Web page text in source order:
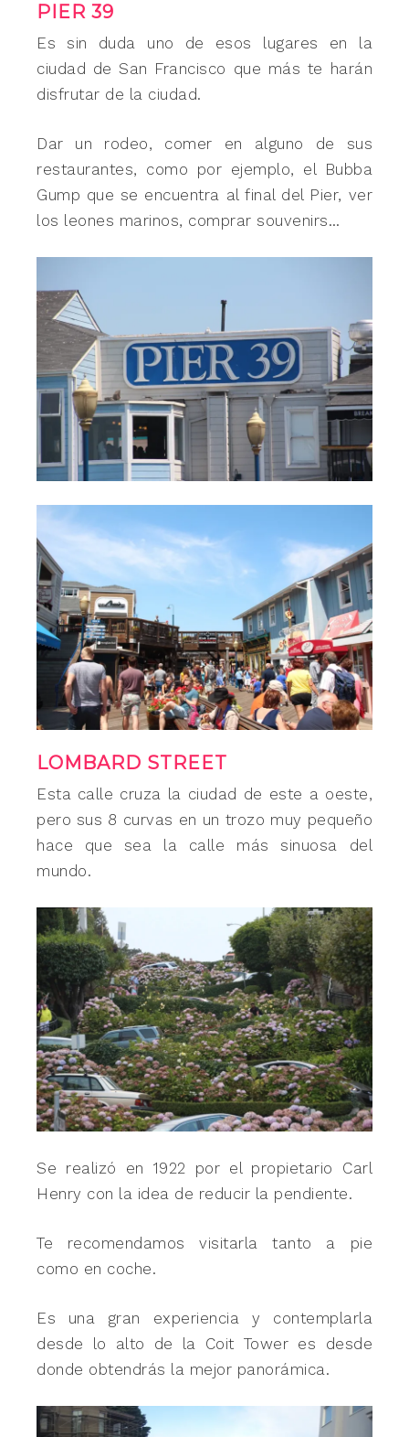
PIER 39
Es sin duda uno de esos lugares en la
ciudad de San Francisco que más te harán
disfrutar de la ciudad.
Dar un rodeo, comer en alguno de sus
restaurantes, como por ejemplo, el Bubba
Gump que se encuentra al final del Pier, ver
los leones marinos, comprar souvenirs…
LOMBARD STREET
Esta calle cruza la ciudad de este a oeste,
pero sus 8 curvas en un trozo muy pequeño
hace que sea la calle más sinuosa del
mundo.
Se realizó en 1922 por el propietario Carl
Henry con la idea de reducir la pendiente.
Te recomendamos visitarla tanto a pie
como en coche.
Es una gran experiencia y contemplarla
desde lo alto de la Coit Tower es desde
donde obtendrás la mejor panorámica.